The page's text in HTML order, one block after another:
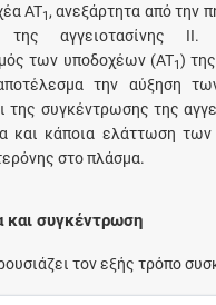
AT1 , ανεξάρτητα από την
της αγγειοτασίνης
των υποδοχέων (AT1) της
την αύξηση
της συγκέντρωσης της
και κάποια ελάττωση
στο πλάσμα.
και συγκέντρωση
τον εξής τρόπο